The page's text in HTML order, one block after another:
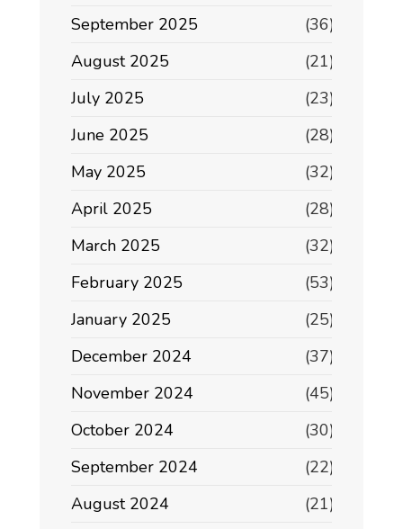
September 2025
(36)
August 2025
(21)
July 2025
(23)
June 2025
(28)
May 2025
(32)
April 2025
(28)
March 2025
(32)
February 2025
(53)
January 2025
(25)
December 2024
(37)
November 2024
(45)
October 2024
(30)
September 2024
(22)
August 2024
(21)